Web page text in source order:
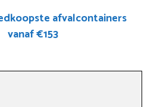
afvalcontainers
vanaf €153